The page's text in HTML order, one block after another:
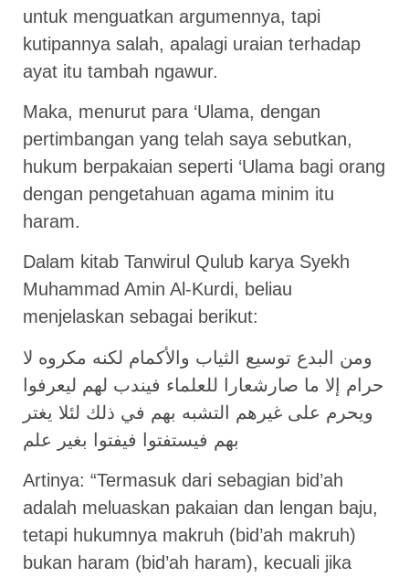
untuk menguatkan argumennya, tapi
kutipannya salah, apalagi uraian terhadap
ayat itu tambah ngawur.
Maka, menurut para ‘Ulama, dengan
pertimbangan yang telah saya sebutkan,
hukum berpakaian seperti ‘Ulama bagi orang
dengan pengetahuan agama minim itu
haram.
Dalam kitab Tanwirul Qulub karya Syekh
Muhammad Amin Al-Kurdi, beliau
menjelaskan sebagai berikut:
ومن البدع توسيع الثياب والأكمام لكنه مكروه لا
حرام إلا ما صارشعارا للعلماء فيندب لهم ليعرفوا
ويحرم على غيرهم التشبه بهم في ذلك لئلا يغتر
بهم فيستفتوا فيفتوا بغير علم
Artinya: “Termasuk dari sebagian bid’ah
adalah meluaskan pakaian dan lengan baju,
tetapi hukumnya makruh (bid’ah makruh)
bukan haram (bid’ah haram), kecuali jika